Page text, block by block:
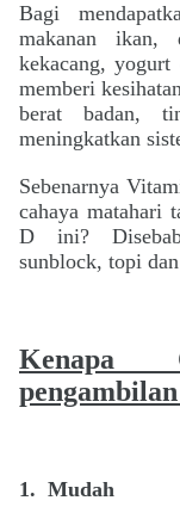
Bagi
makanan ikan,
kekacang,
memberi
berat badan,
meningkatkan
Sebenarnya
cahaya matahari
D ini?
sunblock, topi
Kenapa
1. Mudah